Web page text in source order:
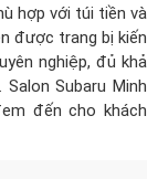
hợp với túi tiền và
được trang bị kiến
nghiệp, đủ khả
Subaru Minh
đến cho khách